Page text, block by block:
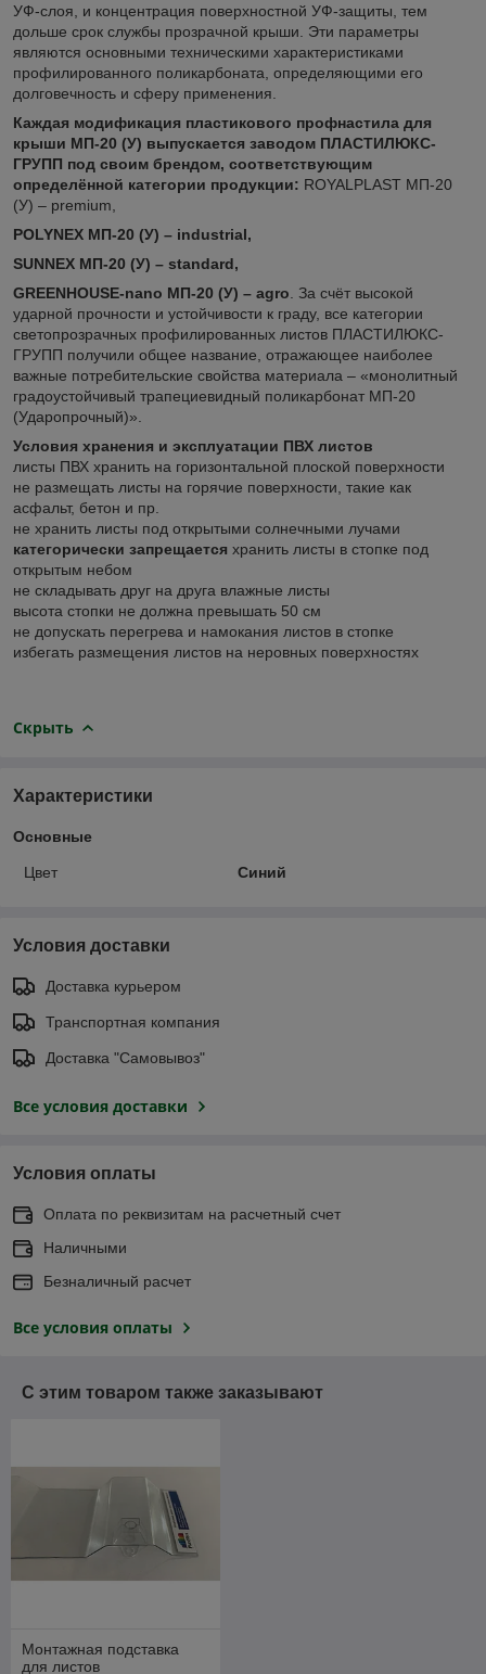
УФ-слоя, и концентрация поверхностной УФ-защиты, тем
дольше срок службы прозрачной крыши. Эти параметры
являются основными техническими характеристиками
профилированного поликарбоната, определяющими его
долговечность и сферу применения.
Каждая модификация пластикового профнастила для
крыши МП-20 (У) выпускается заводом ПЛАСТИЛЮКС-
ГРУПП под своим брендом, соответствующим
определённой категории продукции: ROYALPLAST МП-20
(У) – premium,
POLYNEX МП-20 (У) – industrial,
SUNNEX МП-20 (У) – standard,
GREENHOUSE-nano МП-20 (У) – agro . За счёт высокой
ударной прочности и устойчивости к граду, все категории
светопрозрачных профилированных листов ПЛАСТИЛЮКС-
ГРУПП получили общее название, отражающее наиболее
важные потребительские свойства материала – «монолитный
градоустойчивый трапециевидный поликарбонат МП-20
(Ударопрочный)».
Условия хранения и эксплуатации ПВХ листов
листы ПВХ хранить на горизонтальной плоской поверхности
не размещать листы на горячие поверхности, такие как
асфальт, бетон и пр.
не хранить листы под открытыми солнечными лучами
категорически запрещается хранить листы в стопке под
открытым небом
не складывать друг на друга влажные листы
высота стопки не должна превышать 50 см
не допускать перегрева и намокания листов в стопке
избегать размещения листов на неровных поверхностях
Скрыть
Характеристики
Основные
Цвет Синий
Условия доставки
Доставка курьером
Транспортная компания
Доставка "Самовывоз"
Все условия доставки
Условия оплаты
Оплата по реквизитам на расчетный счет
Наличными
Безналичный расчет
Все условия оплаты
С этим товаром также заказывают
Монтажная подставка
для листов